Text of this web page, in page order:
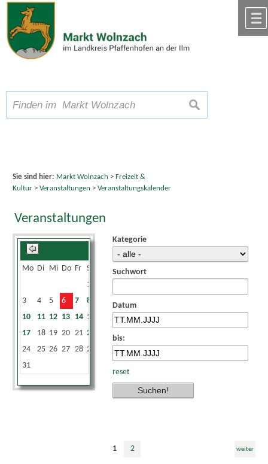
Zum Inhalt,zur Navigation
Schriftgröße A A A suchen
Sie sind hier: Markt Wolnzach > Freizeit &
Kultur> Veranstaltungen > Veranstaltungskalender
Veranstaltungen
Mo Di Mi Do Fr Sa
1
3
4 5 6 7 8
10
11 12 13 14 15
17
18 19 20 21 22
24
25 26 27 28 29
31
Kategorie
Suchwort
Datum
bis:
reset
1 2 weiter